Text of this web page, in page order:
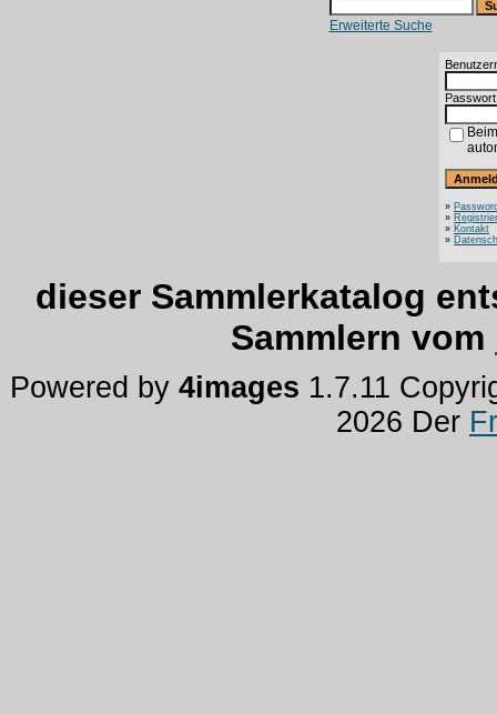
Erweiterte Suche
»
»
» Kontakt
»
dieser Sammlerkatalog
Sammlern vom
Powered by 4images 1.7.11
2026 Der